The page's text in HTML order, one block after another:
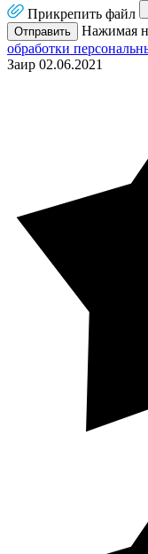
Прикрепить файл
Отправить Нажимая
обработки
Заир 02.06.2021